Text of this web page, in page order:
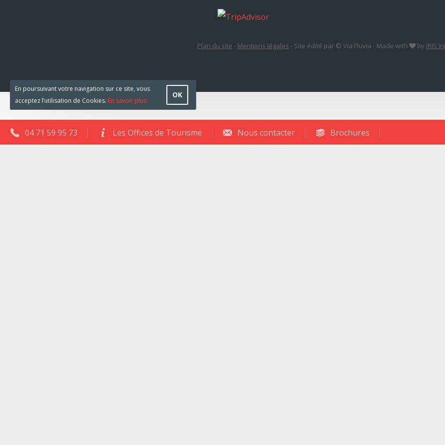
Plan du site - Mentions légales - Site édité par © Via Fluvia - Made with by IRIS
04 71 59 95 73 Les Offices de Tourisme Nous contacter Brochures
En poursuivant votre navigation sur ce site, vous
acceptez l’utilisation de Cookies. En savoir plus
OK